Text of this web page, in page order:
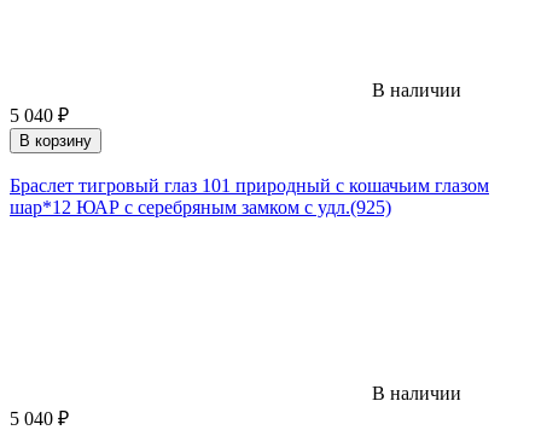
В наличии
5 040 ₽
В корзину
Браслет тигровый глаз 101 природный с кошачьим глазом
шар*12 ЮАР с серебряным замком с удл.(925)
В наличии
5 040 ₽